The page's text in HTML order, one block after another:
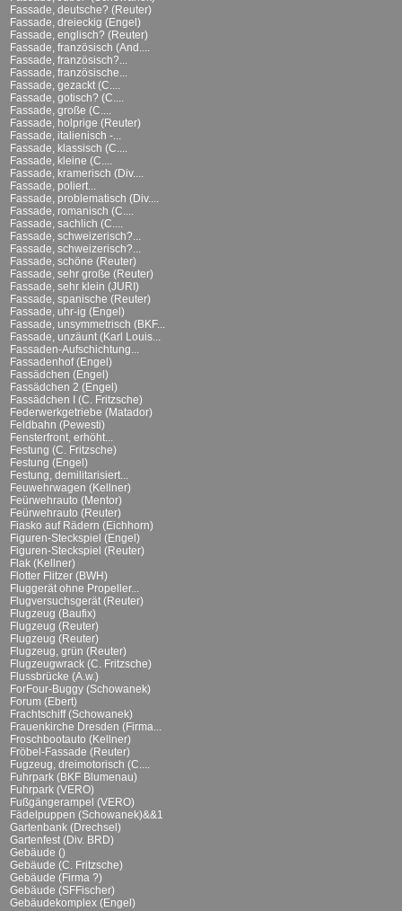
Fassade, deutsche? (Reuter)
Fassade, dreieckig (Engel)
Fassade, englisch? (Reuter)
Fassade, französisch (And....
Fassade, französisch?...
Fassade, französische...
Fassade, gezackt (C....
Fassade, gotisch? (C....
Fassade, große (C....
Fassade, holprige (Reuter)
Fassade, italienisch -...
Fassade, klassisch (C....
Fassade, kleine (C....
Fassade, kramerisch (Div....
Fassade, poliert...
Fassade, problematisch (Div....
Fassade, romanisch (C....
Fassade, sachlich (C....
Fassade, schweizerisch?...
Fassade, schweizerisch?...
Fassade, schöne (Reuter)
Fassade, sehr große (Reuter)
Fassade, sehr klein (JURI)
Fassade, spanische (Reuter)
Fassade, uhr-ig (Engel)
Fassade, unsymmetrisch (BKF...
Fassade, unzäunt (Karl Louis...
Fassaden-Aufschichtung...
Fassadenhof (Engel)
Fassädchen (Engel)
Fassädchen 2 (Engel)
Fassädchen I (C. Fritzsche)
Federwerkgetriebe (Matador)
Feldbahn (Pewesti)
Fensterfront, erhöht...
Festung (C. Fritzsche)
Festung (Engel)
Festung, demilitarisiert...
Feuwehrwagen (Kellner)
Feürwehrauto (Mentor)
Feürwehrauto (Reuter)
Fiasko auf Rädern (Eichhorn)
Figuren-Steckspiel (Engel)
Figuren-Steckspiel (Reuter)
Flak (Kellner)
Flotter Flitzer (BWH)
Fluggerät ohne Propeller...
Flugversuchsgerät (Reuter)
Flugzeug (Baufix)
Flugzeug (Reuter)
Flugzeug (Reuter)
Flugzeug, grün (Reuter)
Flugzeugwrack (C. Fritzsche)
Flussbrücke (A.w.)
ForFour-Buggy (Schowanek)
Forum (Ebert)
Frachtschiff (Schowanek)
Frauenkirche Dresden (Firma...
Froschbootauto (Kellner)
Fröbel-Fassade (Reuter)
Fugzeug, dreimotorisch (C....
Fuhrpark (BKF Blumenau)
Fuhrpark (VERO)
Fußgängerampel (VERO)
Fädelpuppen (Schowanek)&&1
Gartenbank (Drechsel)
Gartenfest (Div. BRD)
Gebäude ()
Gebäude (C. Fritzsche)
Gebäude (Firma ?)
Gebäude (SFFischer)
Gebäudekomplex (Engel)